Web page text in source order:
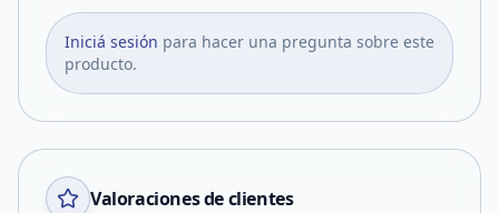
Iniciá sesión para hacer una pregunta sobre este
producto.
Valoraciones de clientes